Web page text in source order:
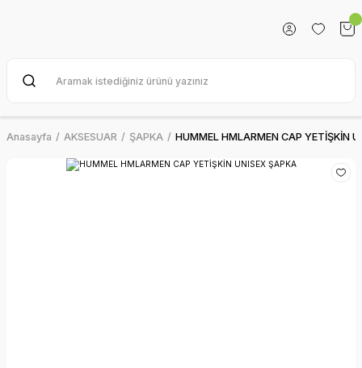
Anasayfa AKSESUAR ŞAPKA HUMMEL HMLARMEN CAP YETİŞKİN